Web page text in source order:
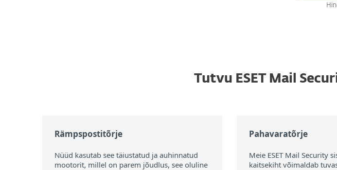
Tutvu ESET Mail
Rämpspostitõrje
Nüüd kasutab see täiustatud ja auhinnatud
mootorit, millel on parem jõudlus, see oluline
Pahavaratõrje
Meie ESET Mail Security
kaitsekiht võimaldab